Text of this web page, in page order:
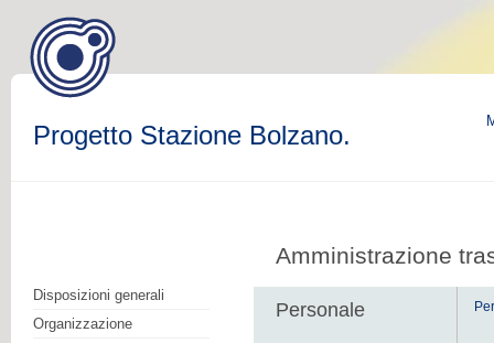
Progetto Stazione Bolzano.
Disposizioni generali
Organizzazione
Amministrazione
Personale